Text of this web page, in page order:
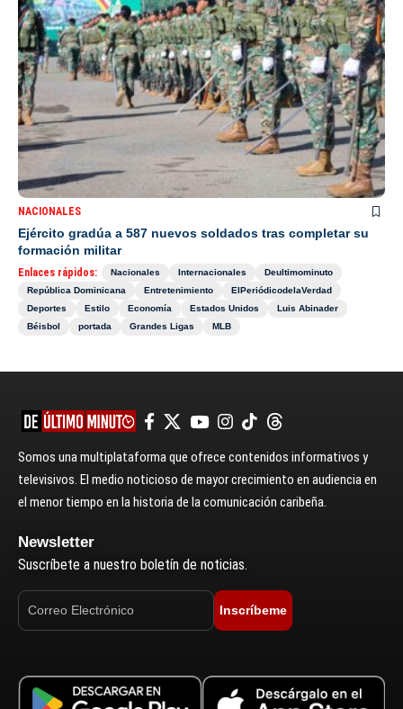
NACIONALES
Ejército gradúa a 587 nuevos soldados tras completar su
formación militar
Enlaces rápidos: Nacionales Internacionales
Deultimominuto
República Dominicana
Entretenimiento
ElPeriódicodelaVerdad
Deportes
Estilo Economía Estados Unidos
Luis Abinader
Béisbol
portada Grandes Ligas MLB
Somos una multiplataforma que ofrece contenidos informativos y
televisivos. El medio noticioso de mayor crecimiento en audiencia en
el menor tiempo en la historia de la comunicación caribeña.
Newsletter
Suscríbete a nuestro boletín de noticias.
Inscríbeme